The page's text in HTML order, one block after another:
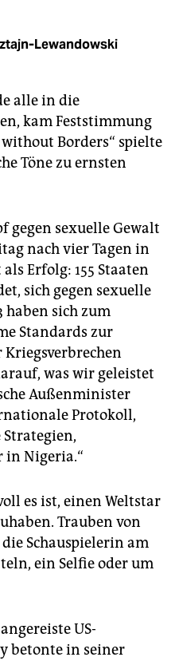
Lewandowski
alle in die
kam Feststimmung
Borders“ spielte
Töne zu ernsten
gegen sexuelle Gewalt
nach vier Tagen in
Erfolg: 155 Staaten
sich gegen sexuelle
haben sich zum
Standards zur
was wir geleistet
Außenminister
Protokoll,
Nigeria.“
es ist, einen Weltstar
Trauben von
Schauspielerin am
ein Selfie oder um
US-
betonte in seiner